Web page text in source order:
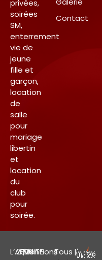
privées,
soirées
SM,
enterrement
vie de
jeune
fille et
garçon,
location
de
salle
pour
mariage
libertin
et
location
du
club
pour
soirée.
Contact
L’AFFINITE
2026
|Mentions
|Tous |